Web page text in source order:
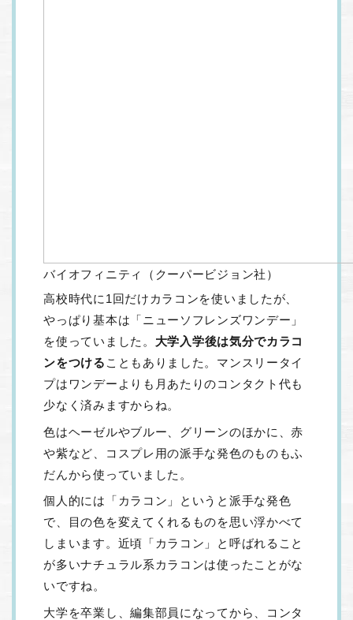
バイオフィニティ（クーパービジョン社）
高校時代に1回だけカラコンを使いましたが、
やっぱり基本は「ニューソフレンズワンデー」
を使っていました。 大学入学後は気分でカラコ
ンをつける こともありました。マンスリータイ
プはワンデーよりも月あたりのコンタクト代も
少なく済みますからね。
色はヘーゼルやブルー、グリーンのほかに、赤
や紫など、コスプレ用の派手な発色のものもふ
だんから使っていました。
個人的には「カラコン」というと派手な発色
で、目の色を変えてくれるものを思い浮かべて
しまいます。近頃「カラコン」と呼ばれること
が多いナチュラル系カラコンは使ったことがな
いですね。
大学を卒業し、編集部員になってから、コンタ